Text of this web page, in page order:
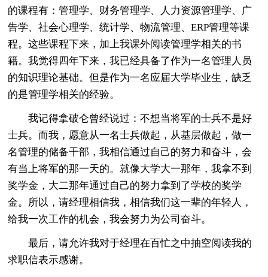
的课程有：管理学、财务管理学、人力资源管理学、广
告学、社会心理学、统计学、物流管理、ERP管理等课
程。这些课程下来，加上我课外阅读管理学相关的书
籍。我觉得四年下来，我已经具备了作为一名管理人员
的知识理论基础。但是作为一名应届大学毕业生，缺乏
的是管理学相关的经验。
我记得拿破仑曾经说过：不想当将军的士兵不是好
士兵。而我，愿意从一名士兵做起，从基层做起，做一
名管理的储备干部，我相信通过自己的努力和奋斗，会
有当上将军的那一天的。就像大学大一那年，我拿不到
奖学金，大二那年通过自己的努力拿到了学校的奖学
金。所以，请经理相信我，相信我们这一辈的年轻人，
给我一次工作的机会，我会努力为公司奋斗。
最后，请允许我对于经理在百忙之中抽空阅读我的
求职信表示感谢。